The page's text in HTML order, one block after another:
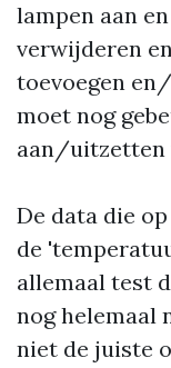
lampen aan
verwijderen
toevoegen
moet nog
aan/uitzetten
De data die
de
allemaal test
nog helemaal
niet de juiste